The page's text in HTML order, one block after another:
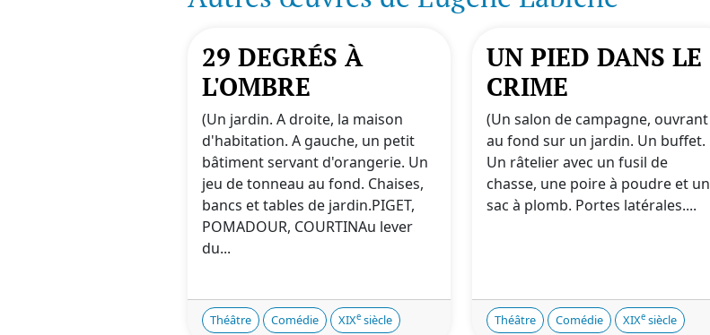
29 DEGRÉS À
L'OMBRE
(Un jardin. A droite, la maison
d'habitation. A gauche, un petit
bâtiment servant d'orangerie. Un
jeu de tonneau au fond. Chaises,
bancs et tables de jardin.PIGET,
POMADOUR, COURTINAu lever
du...
Théâtre Comédie XIXe siècle
UN PIED DANS LE
CRIME
(Un salon de campagne, ouvrant
au fond sur un jardin. Un buffet.
Un râtelier avec un fusil de
chasse, une poire à poudre et un
sac à plomb. Portes latérales....
Théâtre Comédie XIXesiècle